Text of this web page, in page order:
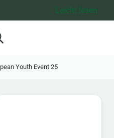
Leicht lesen
Youth Event 25